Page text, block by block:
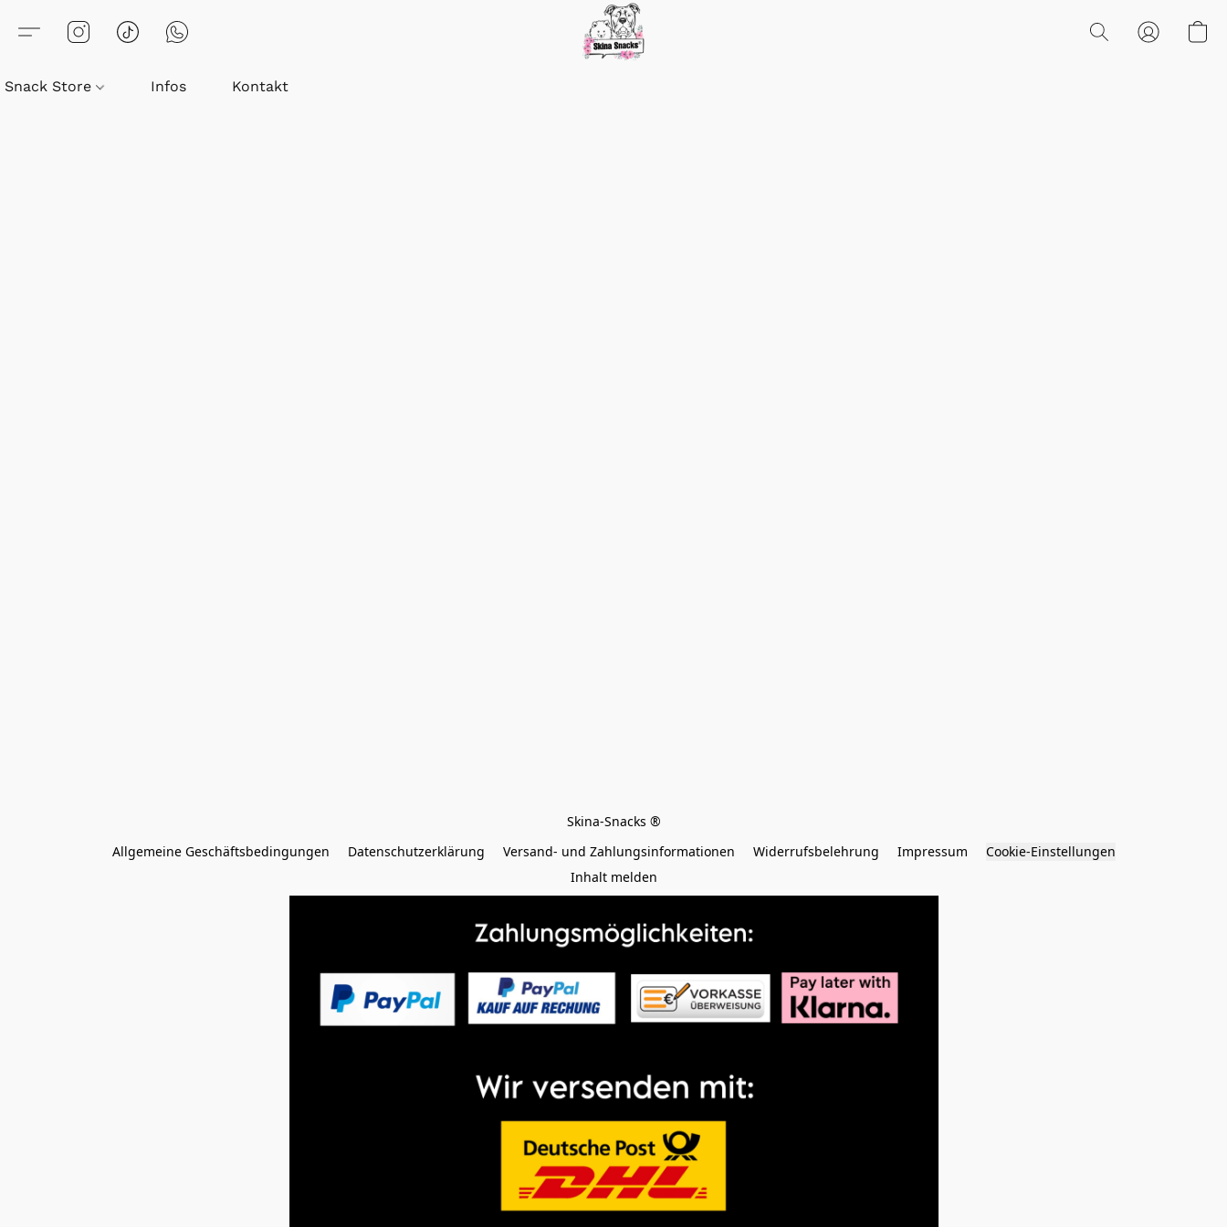
Snack Store Infos Kontakt
Allgemeine Geschäftsbedingungen
Datenschutzerklärung Versand- und Zahlungsinformationen Widerrufsbelehrung Impressum
Cookie-Einstellungen
Inhalt melden